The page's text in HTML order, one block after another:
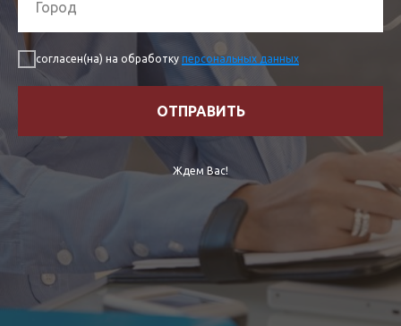
согласен(на) на обработку персональных данных
ОТПРАВИТЬ
Ждем Вас!